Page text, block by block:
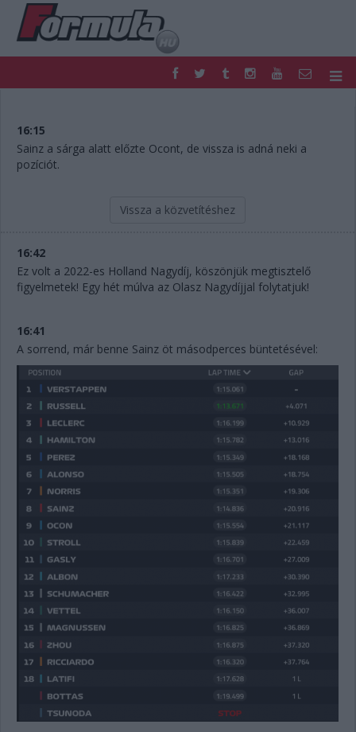
FORMULA
NEMZETKÖZI
HAZAI
RETRO
TIPPJÁTÉK
16:15
Sainz a sárga alatt előzte Ocont, de vissza is adná neki a
pozíciót.
Vissza a közvetítéshez
16:42
Ez volt a 2022-es Holland Nagydíj, köszönjük megtisztelő
figyelmetek! Egy hét múlva az Olasz Nagydíjjal folytatjuk!
16:41
A sorrend, már benne Sainz öt másodperces büntetésével: